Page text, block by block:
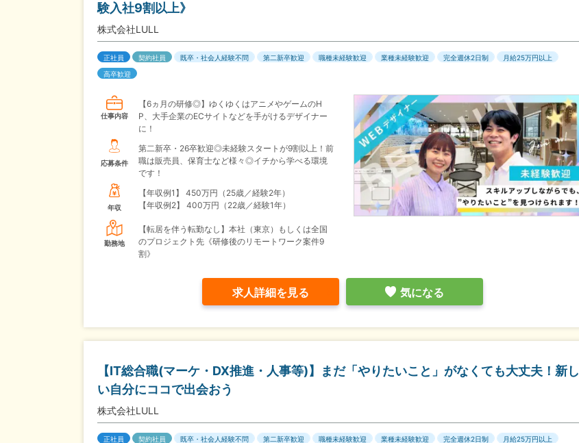
験入社9割以上》
株式会社LULL
正社員 契約社員 既卒・社会人経験不問 第二新卒歓迎 職種未経験歓迎 業種未経験歓迎 完全週休2日制
月給25万円以上
高卒歓迎
仕事内容
【6ヵ月の研修◎】ゆくゆくはアニメやゲームのH
P、大手企業のECサイトなどを手がけるデザイナー
に！
応募条件
第二新卒・26卒歓迎◎未経験スタートが9割以上！前
職は販売員、保育士など様々◎イチから学べる環境
です！
年収
【年収例1】
450万円（25歳／経験2年）
【年収例2】
400万円（22歳／経験1年）
勤務地
【転居を伴う転勤なし】本社（東京）もしくは全国
のプロジェクト先《研修後のリモートワーク案件9
割》
求人詳細を見る 気になる
【IT総合職(マーケ・DX推進・人事等)】まだ「やりたいこと」がなくても大丈夫！新し
い自分にココで出会おう
株式会社LULL
正社員 契約社員 既卒・社会人経験不問 第二新卒歓迎 職種未経験歓迎 業種未経験歓迎 完全週休2日制 月給25万円以上